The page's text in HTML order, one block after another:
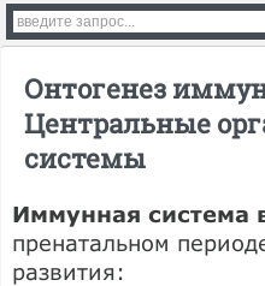
Онтогенез
Центральные
системы
Иммунная система
пренатальном
развития: